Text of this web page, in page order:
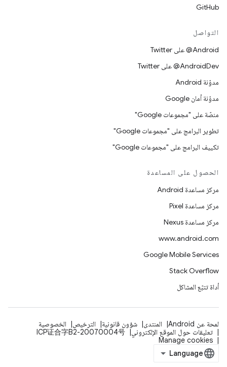
GitHub
التواصل
‎@Android على Twitter
‎@AndroidDev على Twitter
مدوّنة Android
مدوّنة أمان Google
منصّة على "مجموعات Google"
تطوير البرامج على "مجموعات Google"
تكييف البرامج على "مجموعات Google"
الحصول على المساعدة
مركز مساعدة Android
مركز مساعدة Pixel
مركز مساعدة Nexus
www.android.com
Google Mobile Services
Stack Overflow
أداة تتبّع المشاكل
لمحة عن Android المنتدى شؤون قانونية الترخيص
الخصوصية
تعليقات حول الموقع الإلكتروني
ICP证合字B2-20070004号
Manage cookies